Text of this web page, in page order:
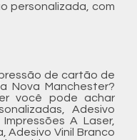
personalizada, com
de cartão de
Nova Manchester?
você pode achar
Adesivo
A Laser,
Adesivo Vinil Branco